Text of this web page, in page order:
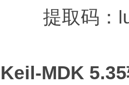
提取码：
Keil-MDK